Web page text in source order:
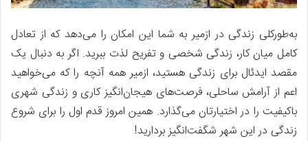
به‌طورکلی زندگی در ازمیر به شما این امکان را می‌دهد که از تعادل
کامل میان کار، زندگی شخصی و تفریح لذت ببرید. اگر به دنبال یک
مقصد ایدئال برای زندگی هستید، ازمیر همه آنچه را که می‌خواهید
اعم از آرامش ساحلی، فرصت‌های هیجان‌انگیز کاری و زندگی شهری
باکیفیت را در اختیارتان می‌گذارد. همین امروز قدم اول را برای شروع
زندگی در این شهر شگفت‌انگیز بردارید!